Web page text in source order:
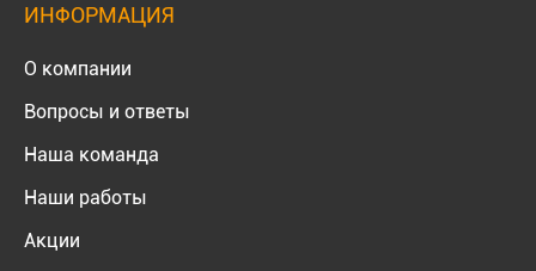
ИНФОРМАЦИЯ
О компании
Вопросы и ответы
Наша команда
Наши работы
Акции